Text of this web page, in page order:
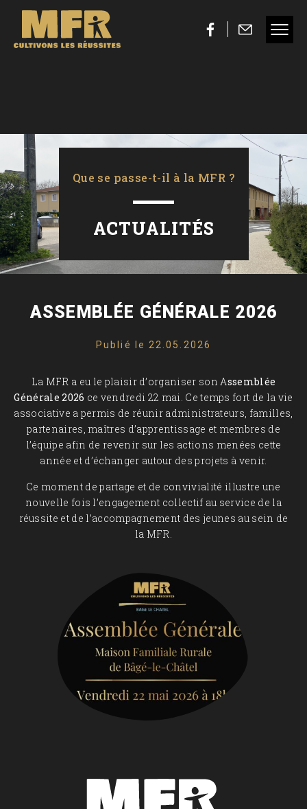
Que se passe-t-il à la MFR ?
ACTUALITÉS
ASSEMBLÉE GÉNÉRALE 2026
Publié le 22.05.2026
La MFR a eu le plaisir d’organiser son Assemblée
Générale 2026 ce vendredi 22 mai. Ce temps fort de la vie
associative a permis de réunir administrateurs, familles,
partenaires, maîtres d’apprentissage et membres de
l’équipe afin de revenir sur les actions menées cette
année et d’échanger autour des projets à venir.
Ce moment de partage et de convivialité illustre une
nouvelle fois l’engagement collectif au service de la
réussite et de l’accompagnement des jeunes au sein de
la MFR.